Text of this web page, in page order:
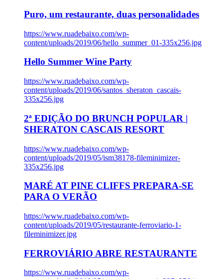
Puro, um restaurante, duas personalidades
https://www.ruadebaixo.com/wp-
content/uploads/2019/06/hello_summer_01-335x256.jpg
Hello Summer Wine Party
https://www.ruadebaixo.com/wp-
content/uploads/2019/06/santos_sheraton_cascais-
335x256.jpg
2ª EDIÇÃO DO BRUNCH POPULAR |
SHERATON CASCAIS RESORT
https://www.ruadebaixo.com/wp-
content/uploads/2019/05/ism38178-fileminimizer-
335x256.jpg
MARÉ AT PINE CLIFFS PREPARA-SE
PARA O VERÃO
https://www.ruadebaixo.com/wp-
content/uploads/2019/05/restaurante-ferroviario-1-
fileminimizer.jpg
FERROVIÁRIO ABRE RESTAURANTE
https://www.ruadebaixo.com/wp-